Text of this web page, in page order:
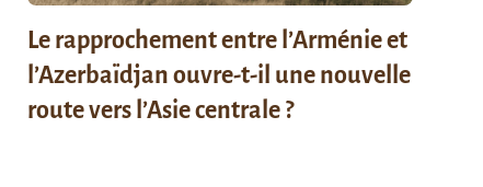
Le rapprochement entre l’Arménie et
l’Azerbaïdjan ouvre-t-il une nouvelle
route vers l’Asie centrale ?